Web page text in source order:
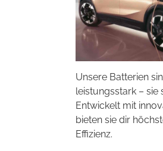
Unsere Batterien
leistungsstark – sie
Entwickelt mit
bieten sie dir
Effizienz.